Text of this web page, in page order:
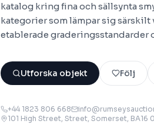
katalog kring fina och sällsynta
kategorier som lämpar sig
etablerade graderingsstandarder
Utforska objekt Följ
+44 1823 806 668
101 High Street, Street, Somerset, BA16